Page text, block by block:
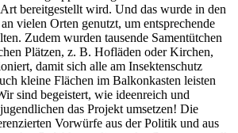
bereitgestellt wird. Und das wurde in den
vielen Orten genutzt, um entsprechende
Zudem wurden tausende Samentütchen
Plätzen, z. B. Hofläden oder Kirchen,
damit sich alle am Insektenschutz
kleine Flächen im Balkonkasten leisten
sind begeistert, wie ideenreich und
das Projekt umsetzen! Die
Vorwürfe aus der Politik und aus